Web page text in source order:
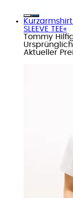
Kurzarmshirt
SLEEVE TEE«
Tommy
Aktueller